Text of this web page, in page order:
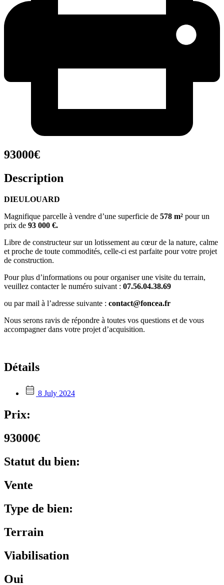
93000€
Description
DIEULOUARD
Magnifique parcelle à vendre d’une superficie de 578 m² pour un
prix de 93 000 €.
Libre de constructeur sur un lotissement au cœur de la nature, calme
et proche de toute commodités, celle-ci est parfaite pour votre projet
de construction.
Pour plus d’informations ou pour organiser une visite du terrain,
veuillez contacter le numéro suivant : 07.56.04.38.69
ou par mail à l’adresse suivante : contact@foncea.fr
Nous serons ravis de répondre à toutes vos questions et de vous
accompagner dans votre projet d’acquisition.
Détails
8 July 2024
Prix:
93000€
Statut du bien:
Vente
Type de bien:
Terrain
Viabilisation
Oui